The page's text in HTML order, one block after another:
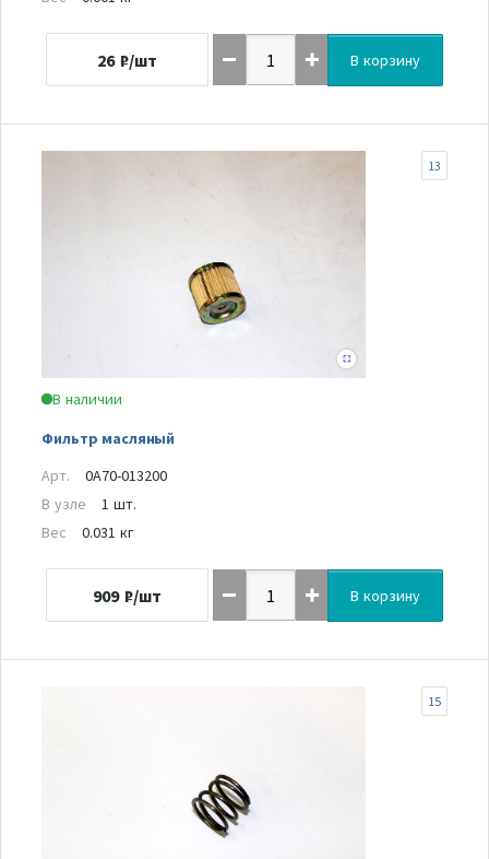
26 ₽/шт В корзину
В наличии
Фильтр масляный
13
Арт.
0A70-013200
В узле
1 шт.
Вес
0.031 кг
909 ₽/шт В корзину
15